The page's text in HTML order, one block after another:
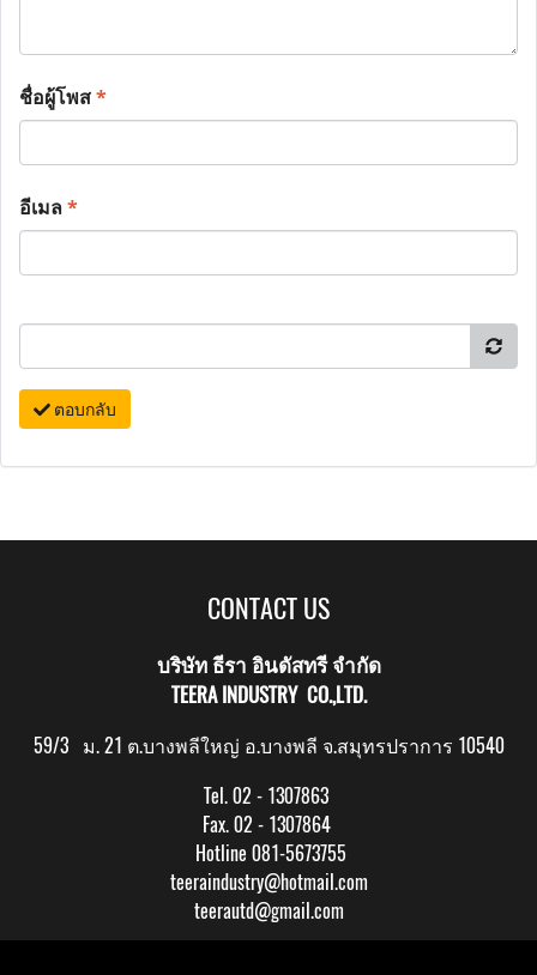
ชื่อผู้โพส*
อีเมล*
ตอบกลับ
CONTACT US
บริษัท ธีรา อินดัสทรี จำกัด
TEERA INDUSTRY CO.,LTD.
59/3 ม. 21 ต.บางพลีใหญ่ อ.บางพลี จ.สมุทรปราการ 10540
Tel. 02 - 1307863
Fax. 02 - 1307864
Hotline 081-5673755
teeraindustry@hotmail.com
teerautd@gmail.com